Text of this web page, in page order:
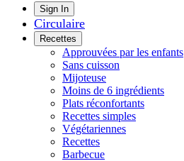
Main
Menu
Sign In
Circulaire
Recettes
Approuvées par les enfants
Sans cuisson
Mijoteuse
Moins de 6 ingrédients
Plats réconfortants
Recettes simples
Végétariennes
Recettes
Barbecue